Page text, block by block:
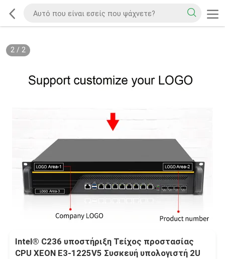
2/ 2
Intel® C236 υποστήριξη Τείχος προστασίας
CPU XEON E3-1225V5 Συσκευή υπολογιστή 2U